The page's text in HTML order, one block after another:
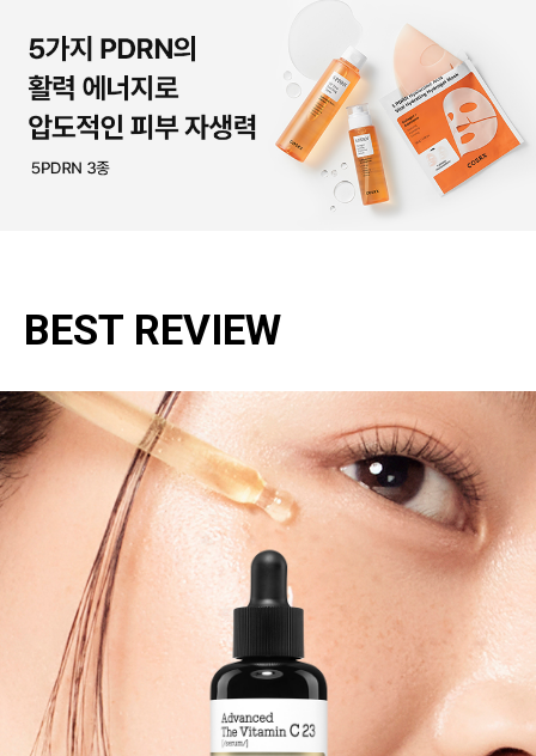
BEST REVIEW